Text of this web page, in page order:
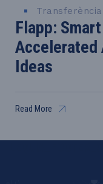
Flapp:
Accelerated
Ideas
Read More